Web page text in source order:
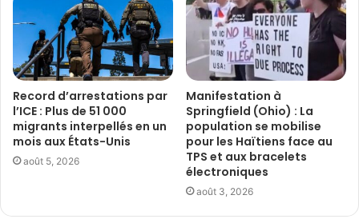
Record d’arrestations par
l’ICE : Plus de 51 000
migrants interpellés en un
mois aux États-Unis
août 5, 2026
Manifestation à
Springfield (Ohio) : La
population se mobilise
pour les Haïtiens face au
TPS et aux bracelets
électroniques
août 3, 2026